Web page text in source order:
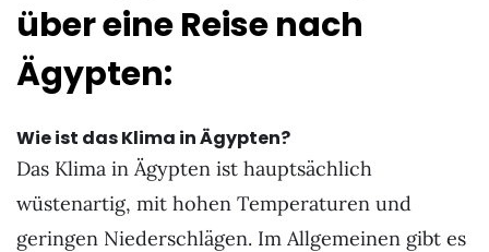
über eine Reise nach
Ägypten:
Wie ist das Klima in Ägypten?
Das Klima in Ägypten ist hauptsächlich
wüstenartig, mit hohen Temperaturen und
geringen Niederschlägen. Im Allgemeinen gibt es